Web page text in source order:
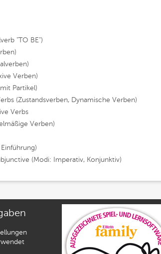
"TO BE")
Verben)
Partikel)
(Zustandsverben, Dynamische Verben)
Verbs
Verben)
(Modi: Imperativ, Konjunktiv)